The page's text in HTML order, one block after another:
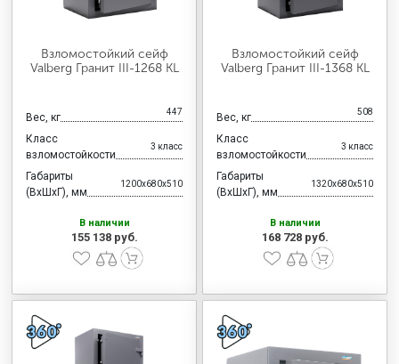
Взломостойкий сейф
Valberg Гранит III-1268 KL
Вес, кг 447
Класс
взломостойкости
3 класс
Габариты
(ВхШхГ), мм
1200x680x510
В наличии
155 138 руб.
Взломостойкий сейф
Valberg Гранит III-1368 KL
Вес, кг 508
Класс
взломостойкости
3 класс
Габариты
(ВхШхГ), мм
1320x680x510
В наличии
168 728 руб.